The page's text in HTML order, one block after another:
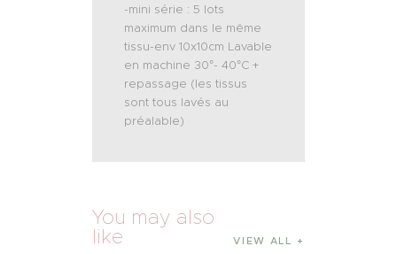
-mini série : 5 lots
maximum dans le même
tissu-env 10x10cm Lavable
en machine 30°- 40°C +
repassage (les tissus
sont tous lavés au
préalable)
You may also
like
VIEW ALL